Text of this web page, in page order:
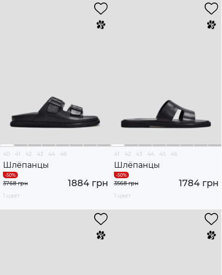
40 41 42 43 44 46
Шлёпанцы
1884 грн
3768 грн
1 цвет
41 42 43 44 45 46
Шлёпанцы
1784 грн
3568 грн
1 цвет